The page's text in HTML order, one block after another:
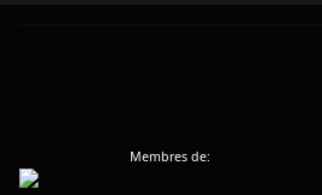
Membres de: